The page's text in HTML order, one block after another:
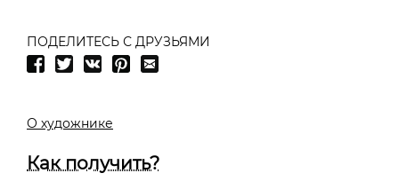
ПОДЕЛИТЕСЬ С ДРУЗЬЯМИ
О художнике
Как получить?